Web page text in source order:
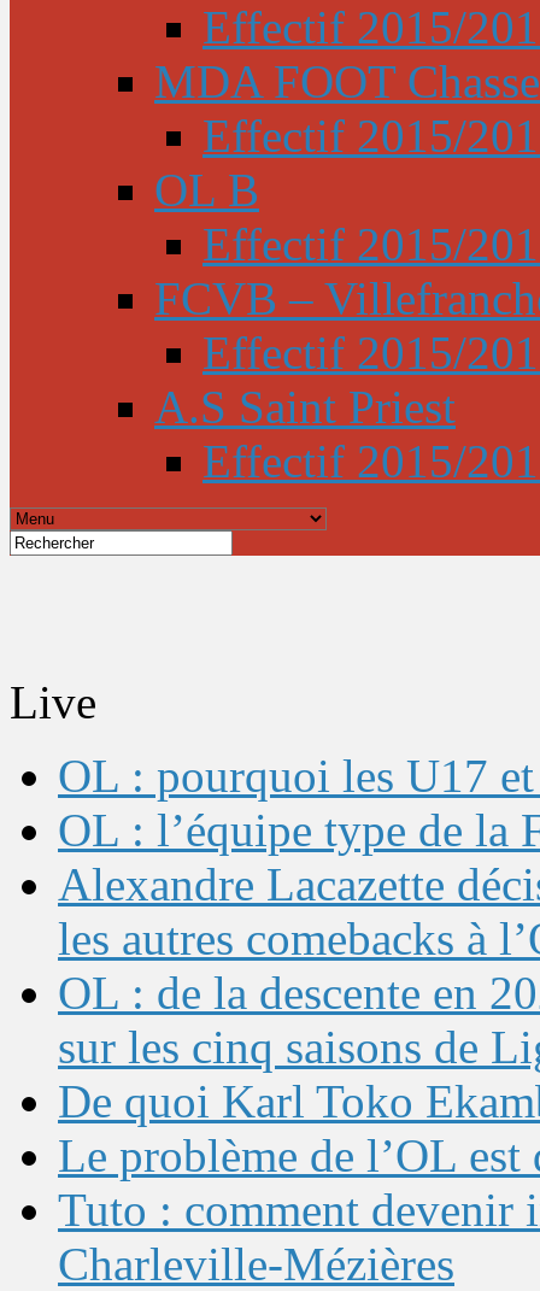
Effectif 2015/
MDA FOOT
Effectif 2015/
OL B
Effectif 2015/
FCVB –
Effectif 2015/
A.S Saint Priest
Effectif 2015/
Live
OL : pourquoi les U17
OL : l’équipe type de la
Alexandre Lacazette
les autres comebacks à
OL : de la descente en
sur les cinq saisons de
De quoi Karl Toko
Le problème de l’OL
Tuto : comment devenir
Charleville-Mézières